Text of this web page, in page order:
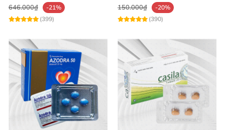
646.000₫
-21%
(399)
150.000₫
-20%
(390)